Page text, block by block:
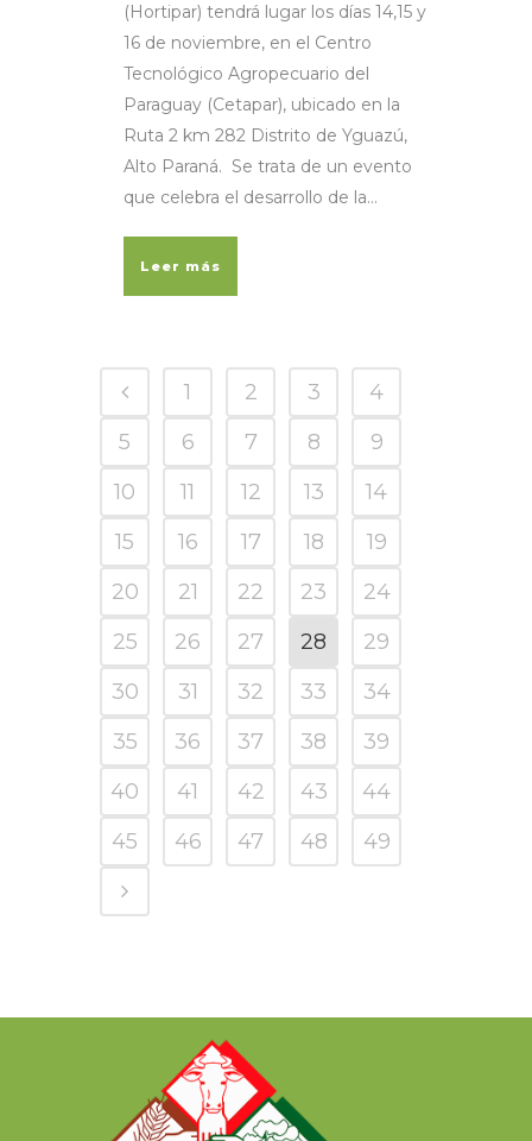
(Hortipar) tendrá lugar los días 14,15 y
16 de noviembre, en el Centro
Tecnológico Agropecuario del
Paraguay (Cetapar), ubicado en la
Ruta 2 km 282 Distrito de Yguazú,
Alto Paraná. Se trata de un evento
que celebra el desarrollo de la...
Leer más
1 2 3
4
5
6 7 8
9
10
11 12 13
14
15
16 17 18
19
20
21 22 23
24
25
26 27 28
29
30
31 32 33
34
35
36 37 38
39
40
41 42 43
44
45
46 47 48 49